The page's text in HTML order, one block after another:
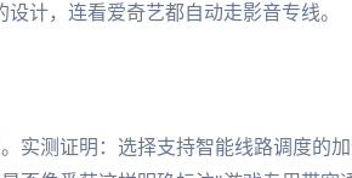
计，连看爱奇艺都自动走影音专线。
实测证明：选择支持智能线路调度的加